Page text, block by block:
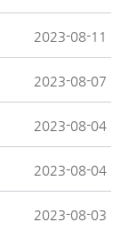
2023-08-11
2023-08-07
2023-08-04
2023-08-04
2023-08-03